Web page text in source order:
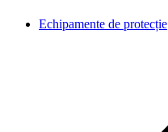
Echipamente de protecție